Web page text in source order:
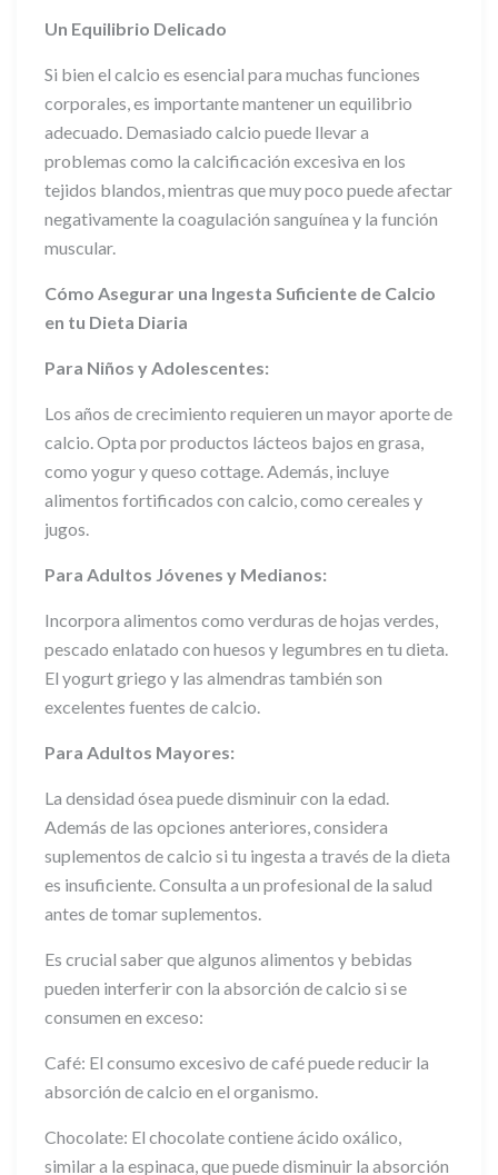
Un Equilibrio Delicado
Si bien el calcio es esencial para muchas funciones
corporales, es importante mantener un equilibrio
adecuado. Demasiado calcio puede llevar a
problemas como la calcificación excesiva en los
tejidos blandos, mientras que muy poco puede afectar
negativamente la coagulación sanguínea y la función
muscular.
Cómo Asegurar una Ingesta Suficiente de Calcio
en tu Dieta Diaria
Para Niños y Adolescentes:
Los años de crecimiento requieren un mayor aporte de
calcio. Opta por productos lácteos bajos en grasa,
como yogur y queso cottage. Además, incluye
alimentos fortificados con calcio, como cereales y
jugos.
Para Adultos Jóvenes y Medianos:
Incorpora alimentos como verduras de hojas verdes,
pescado enlatado con huesos y legumbres en tu dieta.
El yogurt griego y las almendras también son
excelentes fuentes de calcio.
Para Adultos Mayores:
La densidad ósea puede disminuir con la edad.
Además de las opciones anteriores, considera
suplementos de calcio si tu ingesta a través de la dieta
es insuficiente. Consulta a un profesional de la salud
antes de tomar suplementos.
Es crucial saber que algunos alimentos y bebidas
pueden interferir con la absorción de calcio si se
consumen en exceso:
Café: El consumo excesivo de café puede reducir la
absorción de calcio en el organismo.
Chocolate: El chocolate contiene ácido oxálico,
similar a la espinaca, que puede disminuir la absorción